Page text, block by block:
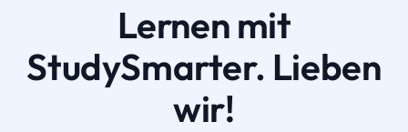
Lernen mit
StudySmarter. Lieben
wir!